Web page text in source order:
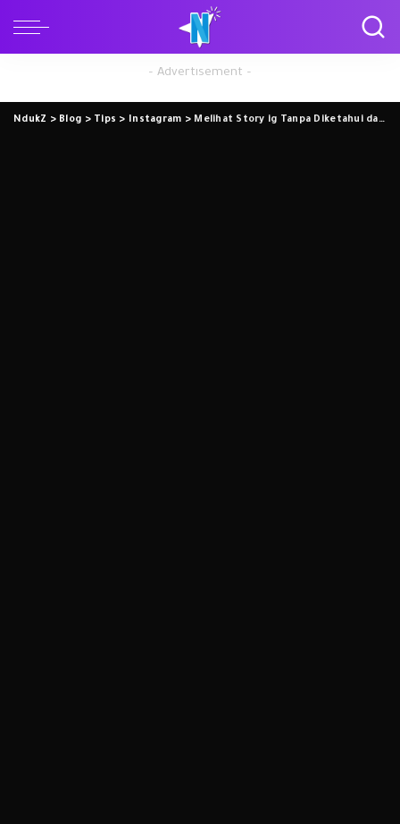
– Advertisement –
NdukZ > Blog > Tips > Instagram > Melihat Story ig Tanpa Diketahui dan Tanpa Install Aplikasi Apapun